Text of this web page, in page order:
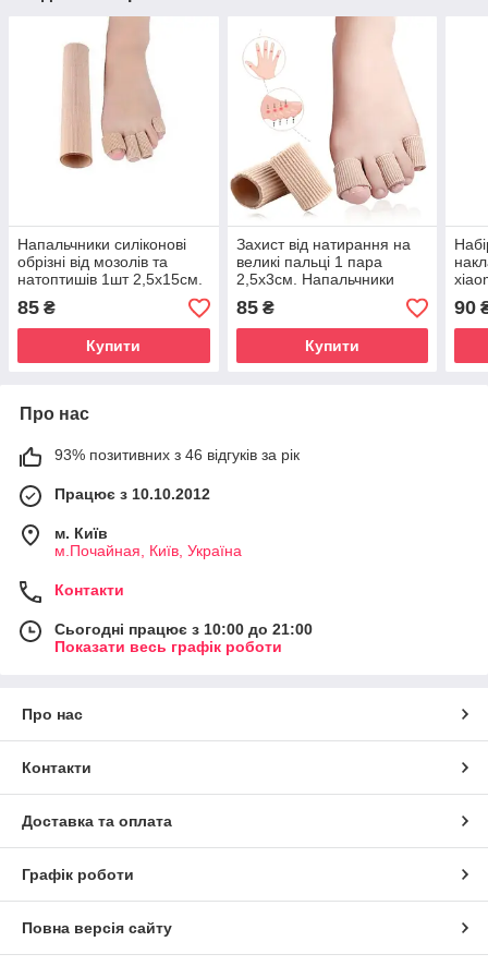
Напальчники силіконові
обрізні від мозолів та
натоптишів 1шт 2,5х15см.
Захист від натирання на
пальці
85 ₴
Купити
Захист від натирання на
великі пальці 1 пара
2,5х3см. Напальчники
силіконові від мозолів та
натоптишів.
85₴
Купити
90
Про нас
93% позитивних з 46 відгуків за рік
Працює з 10.10.2012
м. Київ
м.Почайная, Київ, Україна
Контакти
Сьогодні працює з 10:00 до 21:00
Показати весь графік роботи
Про нас
Контакти
Доставка та оплата
Графік роботи
Повна версія сайту